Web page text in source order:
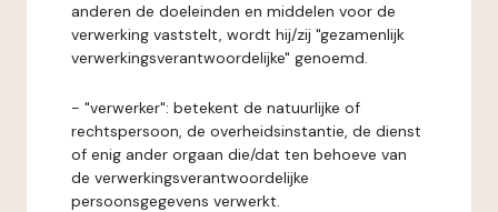
anderen de doeleinden en middelen voor de
verwerking vaststelt, wordt hij/zij "gezamenlijk
verwerkingsverantwoordelijke" genoemd.
- "verwerker": betekent de natuurlijke of
rechtspersoon, de overheidsinstantie, de dienst
of enig ander orgaan die/dat ten behoeve van
de verwerkingsverantwoordelijke
persoonsgegevens verwerkt.